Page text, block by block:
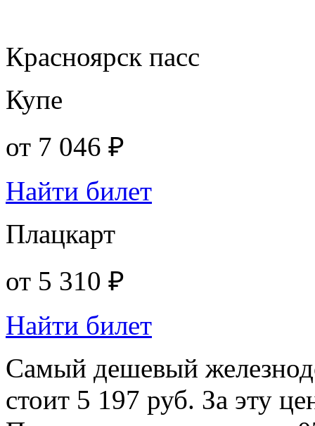
Красноярск пасс
Купе
от 7 046 ₽
Найти билет
Плацкарт
от 5 310 ₽
Найти билет
Самый дешевый
стоит 5 197 руб. За эту